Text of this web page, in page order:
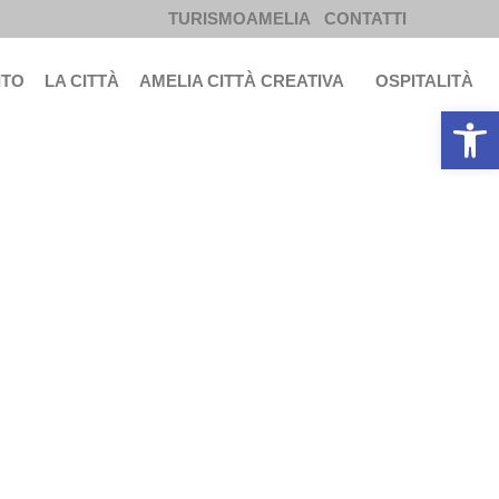
TURISMOAMELIA CONTATTI
LA CITTÀ AMELIA CITTÀ CREATIVA
OSPITALITÀ
Apri la